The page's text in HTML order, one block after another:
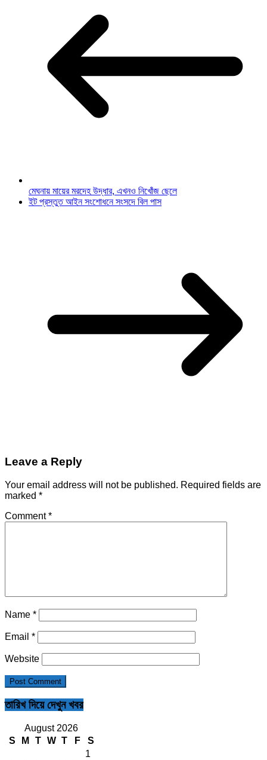
মেঘনায় মায়ের মরদেহ উদ্ধার, এখনও নিখোঁজ ছেলে
ইট প্রস্তুত আইন সংশোধনে সংসদে বিল পাস
Leave a Reply
Your email address will not be published. Required fields are
marked *
Comment*
Name *
Email *
Website
তারিখ দিয়ে দেখুন খবর
August 2026
S
M T W T F
S
1